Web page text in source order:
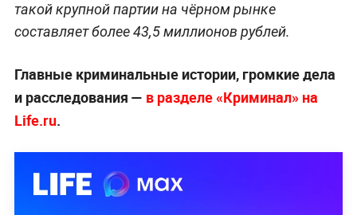
такой крупной партии на чёрном рынке
составляет более 43,5 миллионов рублей.
Главные криминальные истории, громкие дела
и расследования — в разделе «Криминал» на
Life.ru.